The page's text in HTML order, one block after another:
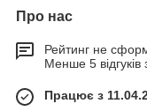
Про нас
Рейтинг не
Менше 5 відгуків
Працює з